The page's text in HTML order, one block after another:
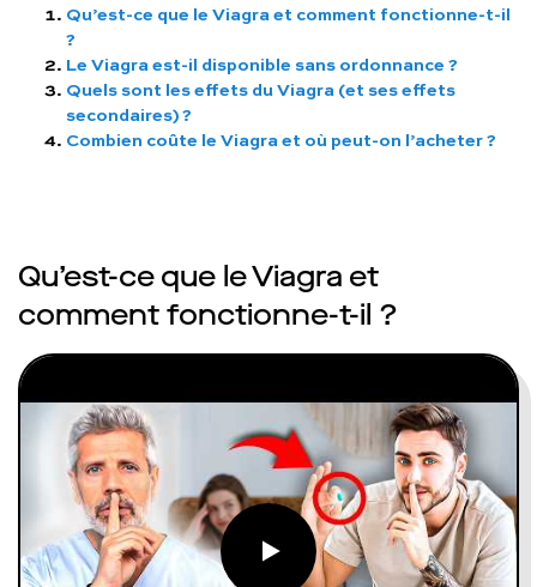
Qu’est-ce que le Viagra et comment fonctionne-t-il
?
Le Viagra est-il disponible sans ordonnance ?
Quels sont les effets du Viagra (et ses effets
secondaires) ?
Combien coûte le Viagra et où peut-on l’acheter ?
Qu’est-ce que le Viagra et
comment fonctionne-t-il ?